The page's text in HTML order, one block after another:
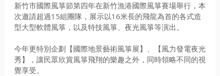
新竹市國際風箏節第四年在新竹漁港國際風箏賽場舉行，本
次邀請超過15組團隊，展示以16米長的飛龍為首的各式造
型大型軟體風箏，以及特技風箏、夜光風箏等演出。
今年更特別企劃【國際地景藝術風箏展】、【風力發電夜光
秀】，讓民眾欣賞風箏飛翔的樂趣之外，同時領略不同的視
覺享受。